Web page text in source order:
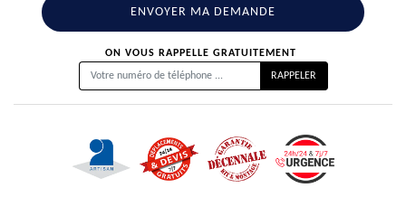
ON VOUS RAPPELLE GRATUITEMENT